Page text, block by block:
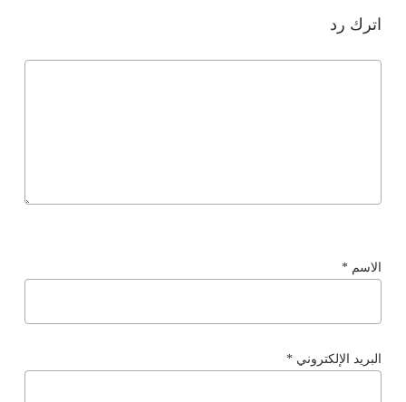
اترك رد
الاسم *
البريد الإلكتروني *